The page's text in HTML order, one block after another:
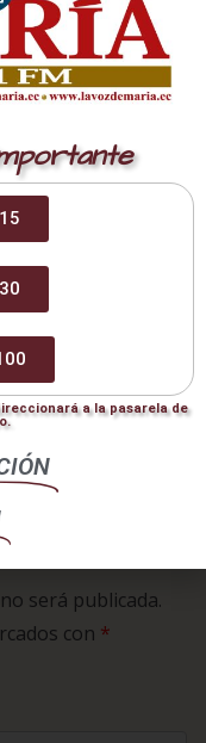
– 3 de novi
será publicada.
con *
a la pasarela de